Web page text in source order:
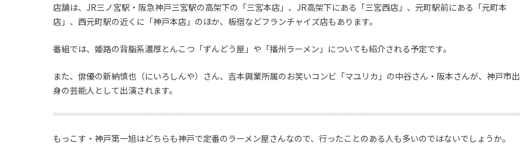
店舗は、JR三ノ宮駅・阪急神戸三宮駅の高架下の「三宮本店」、JR高架下にある「三宮西店」、元町駅前にある「元町本
店」、西元町駅の近くに「神戸本店」のほか、板宿などフランチャイズ店もあります。
番組では、姫路の背脂系濃厚とんこつ「ずんどう屋」や「播州ラーメン」についても紹介される予定です。
また、俳優の新納慎也（にいろしんや）さん、吉本興業所属のお笑いコンビ「マユリカ」の中谷さん・阪本さんが、神戸市出
身の芸能人として出演されます。
もっこす・神戸第一旭はどちらも神戸で定番のラーメン屋さんなので、行ったことのある人も多いのではないでしょうか。